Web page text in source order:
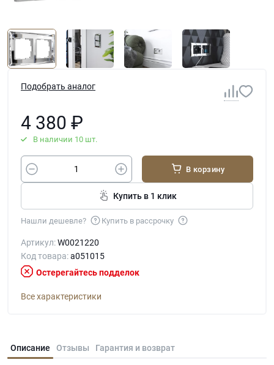
Подобрать аналог
4 380 ₽
В наличии 10 шт.
В корзину
Купить в 1 клик
Нашли дешевле? Купить в рассрочку
Артикул:W0021220
Код товара:a051015
Остерегайтесь подделок
Все характеристики
Описание Отзывы Гарантия и возврат